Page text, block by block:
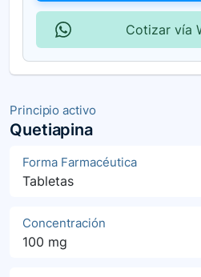
Principio activo
Quetiapina
Forma Farmacéutica
Tabletas
Concentración
100 mg
Cotizar vía